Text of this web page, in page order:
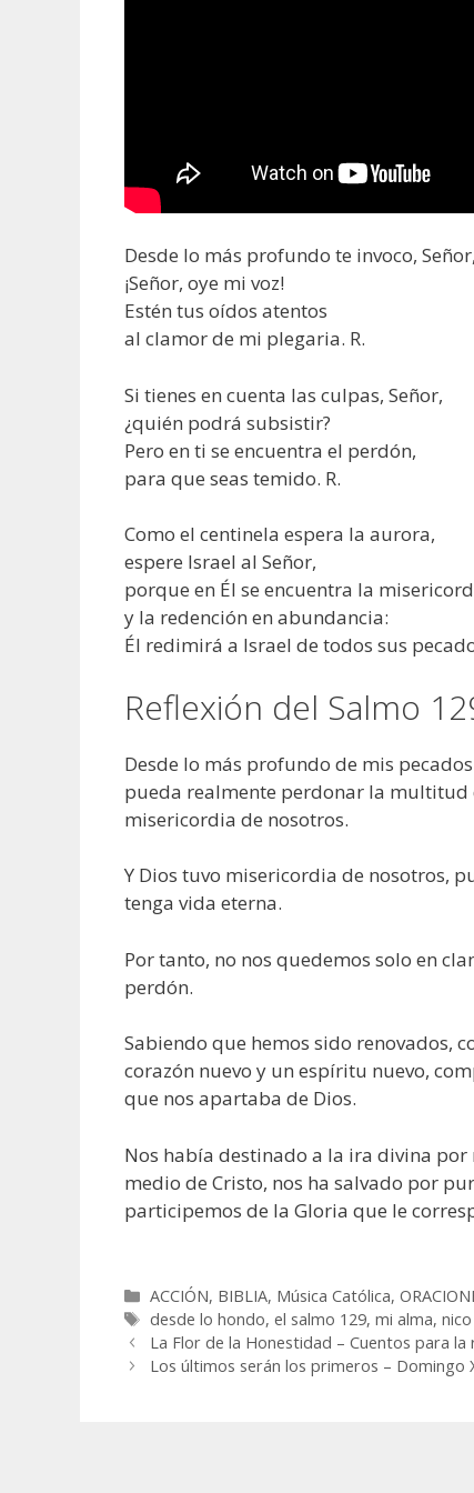
Desde lo más profundo te invoco, Señor,
¡Señor, oye mi voz!
Estén tus oídos atentos
al clamor de mi plegaria. R.
Si tienes en cuenta las culpas, Señor,
¿quién podrá subsistir?
Pero en ti se encuentra el perdón,
para que seas temido. R.
Como el centinela espera la aurora,
espere Israel al Señor,
porque en Él se encuentra la
y la redención en abundancia:
Él redimirá a Israel de todos sus
Reflexión del Salmo
Desde lo más profundo de mis
pueda realmente perdonar la multitud
misericordia de nosotros.
Y Dios tuvo misericordia de nosotros,
tenga vida eterna.
Por tanto, no nos quedemos solo en
perdón.
Sabiendo que hemos sido renovados,
corazón nuevo y un espíritu nuevo,
que nos apartaba de Dios.
Nos había destinado a la ira divina
medio de Cristo, nos ha salvado por
participemos de la Gloria que le
Categorías
ACCIÓN, BIBLIA, Música Católica,
Etiquetas
desde lo hondo,el salmo 129,mi alma,
La Flor de la Honestidad – Cuentos para la
Los últimos serán los primeros – Domingo